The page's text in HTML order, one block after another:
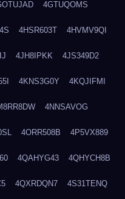
4GTUQOMS
4HSR603T 4HVMV9QI
4JH8IPKK 4JS349D2
4KNS3G0Y 4KQJIFMI
4NNSAVOG
4ORR508B 4P5VX889
4QAHYG43 4QHYCH8B
4QXRDQN7 4S31TENQ